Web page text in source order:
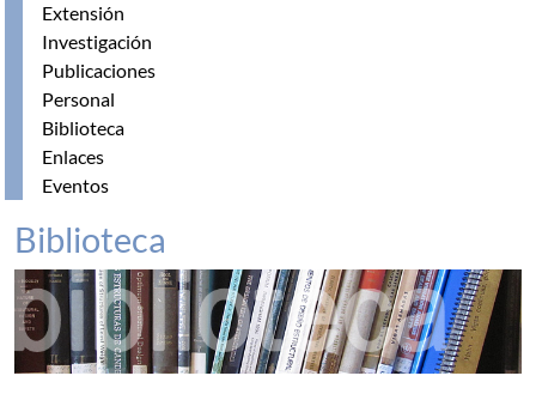
Extensión
Investigación
Publicaciones
Personal
Biblioteca
Enlaces
Eventos
Biblioteca